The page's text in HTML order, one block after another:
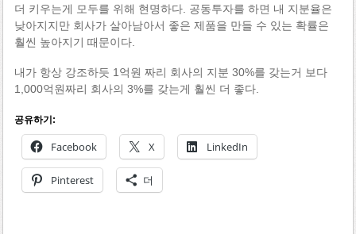
더 키우는게 모두를 위해 현명하다. 공동투자를 하면 내 지분율은
낮아지지만 회사가 살아남아서 좋은 제품을 만들 수 있는 확률은
훨씬 높아지기 때문이다.
내가 항상 강조하듯 1억원 짜리 회사의 지분 30%를 갖는거 보다
1,000억원짜리 회사의 3%를 갖는게 훨씬 더 좋다.
공유하기:
Facebook X LinkedIn
Pinterest 더